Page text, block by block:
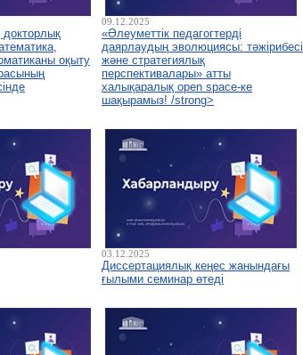
оқыту
09.12.2025
«Әлеуметтік педагогтерді
даярлаудың эволюциясы: тәжірибесі
және стратегиялық
перспективалары» атты
халықаралық open space-ке
шақырамыз! /strong>
03.12.2025
Диссертациялық кеңес жанындағы
ғылыми семинар өтеді